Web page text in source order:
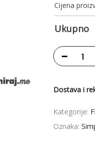
Cijena
Ukupno
Dostava i
Kategorije:
Oznaka: